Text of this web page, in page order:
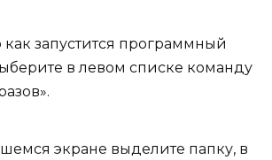
как запустится программный
в левом списке команду
экране выделите папку, в